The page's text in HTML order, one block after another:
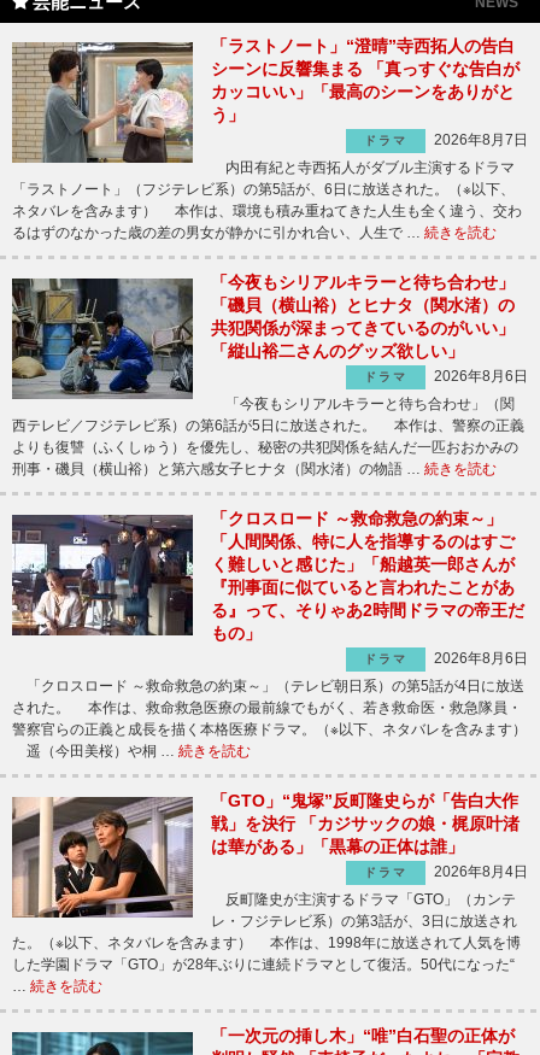
「ラストノート」“澄晴”寺西拓人の告白
シーンに反響集まる 「真っすぐな告白が
カッコいい」「最高のシーンをありがと
う」
ドラマ
2026年8月7日
内田有紀と寺西拓人がダブル主演するドラマ
「ラストノート」（フジテレビ系）の第5話が、6日に放送された。（※以下、
ネタバレを含みます） 本作は、環境も積み重ねてきた人生も全く違う、交わ
るはずのなかった歳の差の男女が静かに引かれ合い、人生で … 続きを読む
「今夜もシリアルキラーと待ち合わせ」
「磯貝（横山裕）とヒナタ（関水渚）の
共犯関係が深まってきているのがいい」
「縦山裕二さんのグッズ欲しい」
ドラマ
2026年8月6日
「今夜もシリアルキラーと待ち合わせ」（関
西テレビ／フジテレビ系）の第6話が5日に放送された。 本作は、警察の正義
よりも復讐（ふくしゅう）を優先し、秘密の共犯関係を結んだ一匹おおかみの
刑事・磯貝（横山裕）と第六感女子ヒナタ（関水渚）の物語 … 続きを読む
「クロスロード ～救命救急の約束～」
「人間関係、特に人を指導するのはすご
く難しいと感じた」「船越英一郎さんが
『刑事面に似ていると言われたことがあ
る』って、そりゃあ2時間ドラマの帝王だ
もの」
ドラマ
2026年8月6日
「クロスロード ～救命救急の約束～」（テレビ朝日系）の第5話が4日に放送
された。 本作は、救命救急医療の最前線でもがく、若き救命医・救急隊員・
警察官らの正義と成長を描く本格医療ドラマ。（※以下、ネタバレを含みます）
遥（今田美桜）や桐 … 続きを読む
「GTO」“鬼塚”反町隆史らが「告白大作
戦」を決行 「カジサックの娘・梶原叶渚
は華がある」「黒幕の正体は誰」
ドラマ
2026年8月4日
反町隆史が主演するドラマ「GTO」（カンテ
レ・フジテレビ系）の第3話が、3日に放送され
た。（※以下、ネタバレを含みます） 本作は、1998年に放送されて人気を博
した学園ドラマ「GTO」が28年ぶりに連続ドラマとして復活。50代になった“
続きを読む
「一次元の挿し木」“唯”白石聖の正体が